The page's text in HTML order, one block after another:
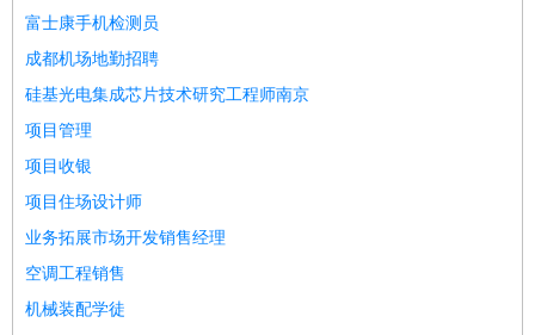
富士康手机检测员
成都机场地勤招聘
硅基光电集成芯片技术研究工程师南京
项目管理
项目收银
项目住场设计师
业务拓展市场开发销售经理
空调工程销售
机械装配学徒